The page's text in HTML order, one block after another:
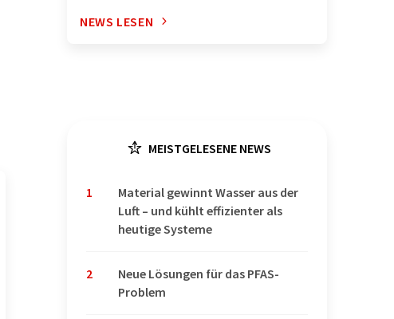
NEWS LESEN
MEISTGELESENE NEWS
1
Material gewinnt Wasser aus der
Luft – und kühlt effizienter als
heutige Systeme
2
Neue Lösungen für das PFAS-
Problem